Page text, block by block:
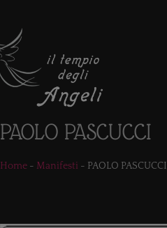
PAOLO PASCUCCI
Home - Manifesti - PAOLO PASCUCCI